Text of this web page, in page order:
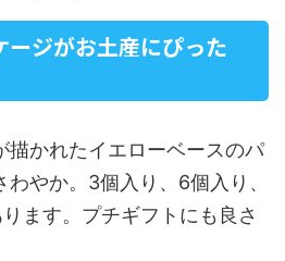
ージがお土産にぴった
描かれたイエローベースのパ
やか。3個入り、6個入り、
ます。プチギフトにも良さ